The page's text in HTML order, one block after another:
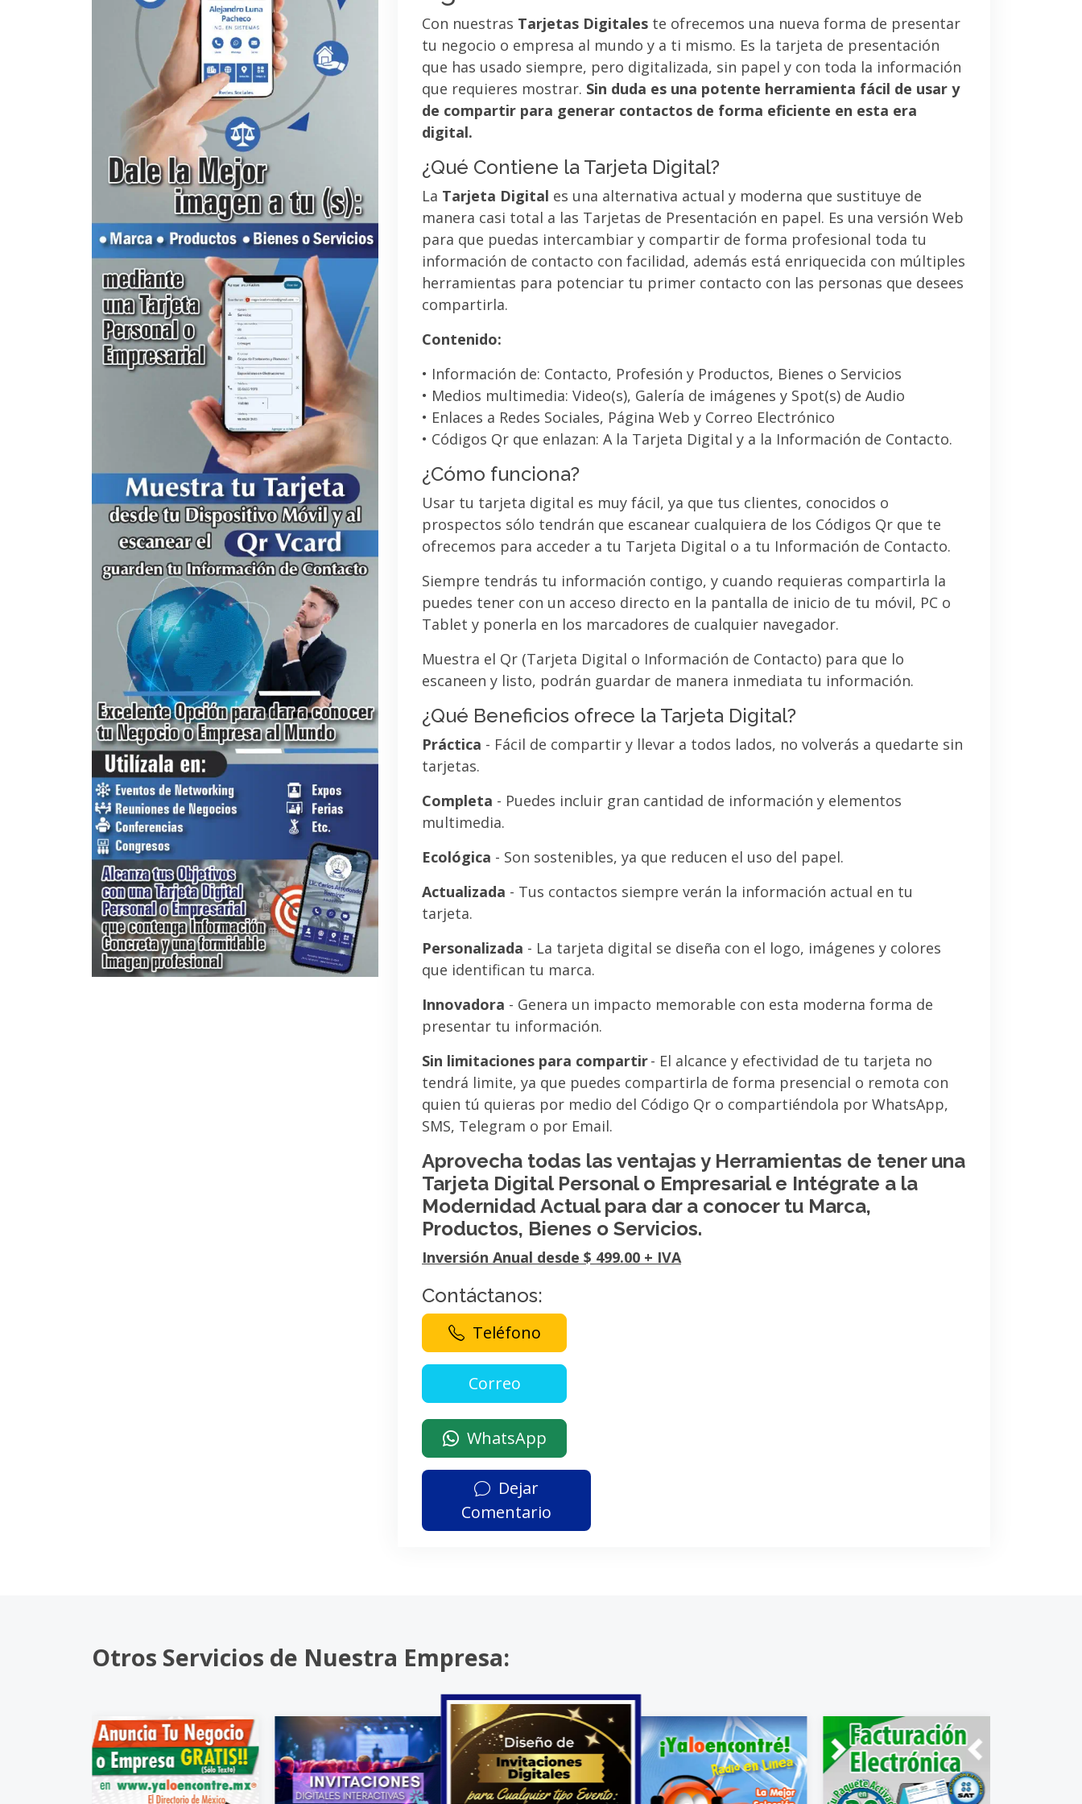
Con nuestras Tarjetas Digitales te ofrecemos una nueva forma de presentar
tu negocio o empresa al mundo y a ti mismo. Es la tarjeta de presentación
que has usado siempre, pero digitalizada, sin papel y con toda la información
que requieres mostrar. Sin duda es una potente herramienta fácil de usar y
de compartir para generar contactos de forma eficiente en esta era
digital.
¿Qué Contiene la Tarjeta Digital?
La Tarjeta Digital es una alternativa actual y moderna que sustituye de
manera casi total a las Tarjetas de Presentación en papel. Es una versión Web
para que puedas intercambiar y compartir de forma profesional toda tu
información de contacto con facilidad, además está enriquecida con múltiples
herramientas para potenciar tu primer contacto con las personas que desees
compartirla.
Contenido:
• Información de: Contacto, Profesión y Productos, Bienes o Servicios
• Medios multimedia: Video(s), Galería de imágenes y Spot(s) de Audio
• Enlaces a Redes Sociales, Página Web y Correo Electrónico
• Códigos Qr que enlazan: A la Tarjeta Digital y a la Información de Contacto.
¿Cómo funciona?
Usar tu tarjeta digital es muy fácil, ya que tus clientes, conocidos o
prospectos sólo tendrán que escanear cualquiera de los Códigos Qr que te
ofrecemos para acceder a tu Tarjeta Digital o a tu Información de Contacto.
Siempre tendrás tu información contigo, y cuando requieras compartirla la
puedes tener con un acceso directo en la pantalla de inicio de tu móvil, PC o
Tablet y ponerla en los marcadores de cualquier navegador.
Muestra el Qr (Tarjeta Digital o Información de Contacto) para que lo
escaneen y listo, podrán guardar de manera inmediata tu información.
¿Qué Beneficios ofrece la Tarjeta Digital?
Práctica - Fácil de compartir y llevar a todos lados, no volverás a quedarte sin
tarjetas.
Completa - Puedes incluir gran cantidad de información y elementos
multimedia.
Ecológica - Son sostenibles, ya que reducen el uso del papel.
Actualizada - Tus contactos siempre verán la información actual en tu
tarjeta.
Personalizada - La tarjeta digital se diseña con el logo, imágenes y colores
que identifican tu marca.
Innovadora - Genera un impacto memorable con esta moderna forma de
presentar tu información.
Sin limitaciones para compartir- El alcance y efectividad de tu tarjeta no
tendrá limite, ya que puedes compartirla de forma presencial o remota con
quien tú quieras por medio del Código Qr o compartiéndola por WhatsApp,
SMS, Telegram o por Email.
Aprovecha todas las ventajas y Herramientas de tener una
Tarjeta Digital Personal o Empresarial e Intégrate a la
Modernidad Actual para dar a conocer tu Marca,
Productos, Bienes o Servicios.
Inversión Anual desde $ 499.00 + IVA
Contáctanos:
Teléfono
WhatsApp
Dejar
Comentario
Otros Servicios de Nuestra Empresa: